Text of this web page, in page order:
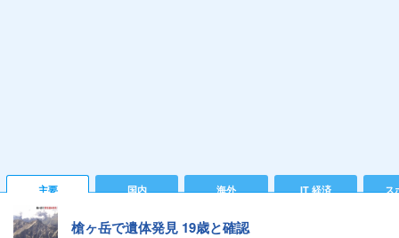
主要 国内 海外 IT 経済 ス
槍ヶ岳で遺体発見 19歳と確認